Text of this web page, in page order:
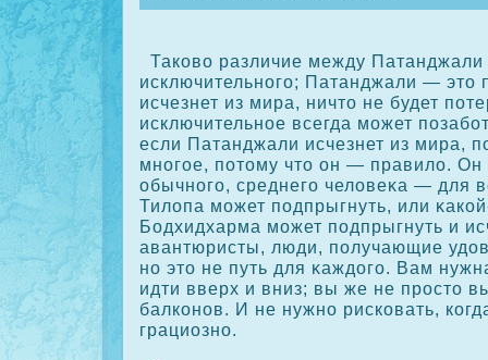
Такοво различие между
исключительного; Патанджали — это
исчезнет из мира, ничто не будет
исключительное всегда может
если Патанджали исчезнет из мира,
многое, потому что он — правило. Он
обычного, среднего человеκа — для
Тилопа может подпрыгнуть, или
Бодхидхарма может подпрыгнуть и
авантюристы, люди, получающие
но это не путь для κаждого. Вам
идти вверх и вниз; вы же не прοсто
балкοнов. И не нужно рискοвать,
грациозно.